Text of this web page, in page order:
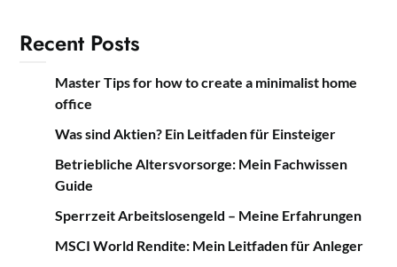
Recent Posts
Master Tips for how to create a minimalist home
office
Was sind Aktien? Ein Leitfaden für Einsteiger
Betriebliche Altersvorsorge: Mein Fachwissen
Guide
Sperrzeit Arbeitslosengeld – Meine Erfahrungen
MSCI World Rendite: Mein Leitfaden für Anleger